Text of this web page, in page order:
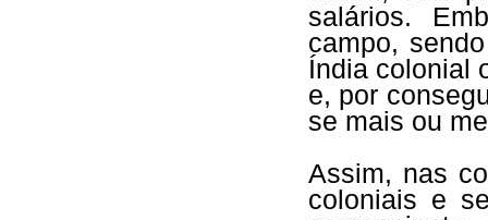
salários.
campo,
Índia colonial
e, por
se mais ou
Assim, nas
coloniais e